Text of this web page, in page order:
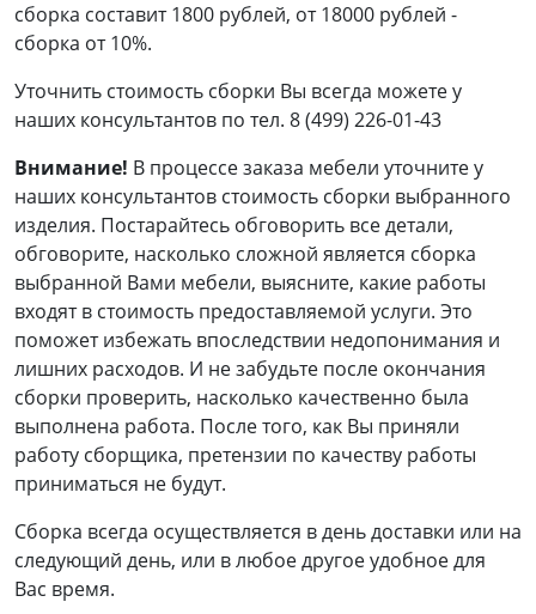
сборка составит 1800 рублей, от 18000 рублей -
сборка от 10%.
Уточнить стоимость сборки Вы всегда можете у
наших консультантов по тел. 8 (499) 226-01-43
Bнимание! В процессе заказа мебели уточните у
наших консультантов стоимость сборки выбранного
изделия. Постарайтесь обговорить все детали,
обговорите, насколько сложной является сборка
выбранной Вами мебели, выясните, какие работы
входят в стоимость предоставляемой услуги. Это
поможет избежать впоследствии недопонимания и
лишних расходов. И не забудьте после окончания
сборки проверить, насколько качественно была
выполнена работа. После того, как Вы приняли
работу сборщика, претензии по качеству работы
приниматься не будут.
Сборка всегда осуществляется в день доставки или на
следующий день, или в любое другое удобное для
Вас время.